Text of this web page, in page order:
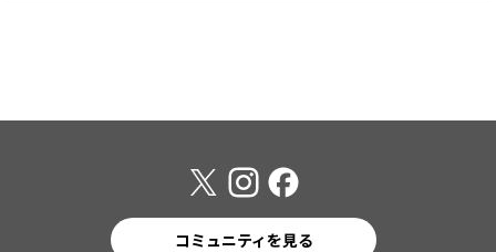
コミュニティを見る